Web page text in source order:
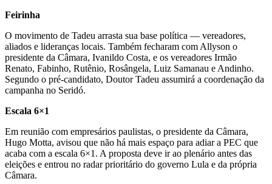
Feirinha
O movimento de Tadeu arrasta sua base política — vereadores,
aliados e lideranças locais. Também fecharam com Allyson o
presidente da Câmara, Ivanildo Costa, e os vereadores Irmão
Renato, Fabinho, Rutênio, Rosângela, Luiz Samanau e Andinho.
Segundo o pré-candidato, Doutor Tadeu assumirá a coordenação da
campanha no Seridó.
Escala 6×1
Em reunião com empresários paulistas, o presidente da Câmara,
Hugo Motta, avisou que não há mais espaço para adiar a PEC que
acaba com a escala 6×1. A proposta deve ir ao plenário antes das
eleições e entrou no radar prioritário do governo Lula e da própria
Câmara.